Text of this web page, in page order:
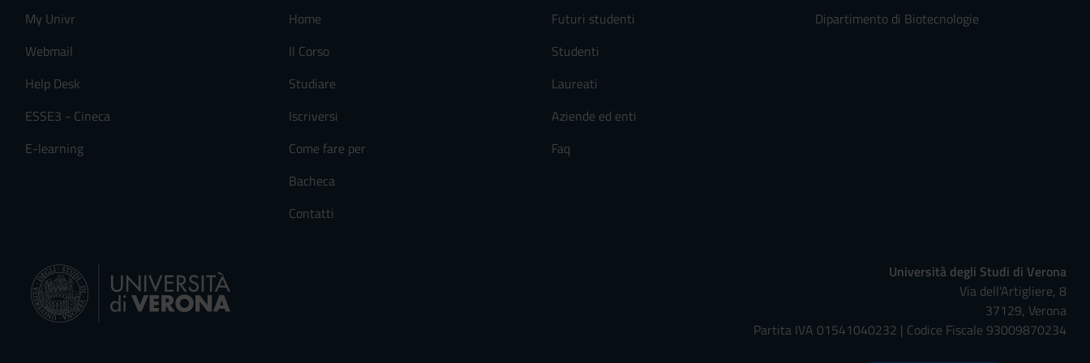
My Univr
Webmail
Help Desk
ESSE3 - Cineca
E-learning
Home
Il Corso
Studiare
Iscriversi
Come fare per
Bacheca
Contatti
Futuri studenti
Studenti
Laureati
Aziende ed enti
Faq
Dipartimento di Biotecnologie
Università degli Studi di Verona
Via dell'Artigliere, 8
37129, Verona
Partita IVA 01541040232 | Codice Fiscale 93009870234